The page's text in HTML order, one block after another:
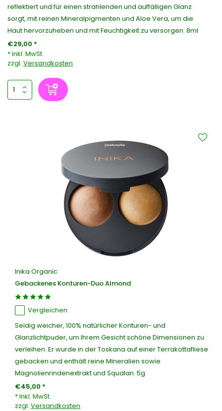
reflektiert und für einen strahlenden und auffälligen Glanz
sorgt, mit reinen Mineralpigmenten und Aloe Vera, um die
Haut hervorzuheben und mit Feuchtigkeit zu versorgen. 8ml
€29,00 *
* Inkl. MwSt.
zzgl. Versandkosten
Inika Organic
Gebackenes Konturen-Duo Almond
Vergleichen
Seidig weicher, 100% natürlicher Konturen- und
Glanzlichtpuder, um Ihrem Gesicht schöne Dimensionen zu
verleihen. Er wurde in der Toskana auf einer Terrakottafliese
gebacken und enthält reine Mineralien sowie
Magnolienrindenextrakt und Squalan. 5g
€45,00 *
* Inkl. MwSt.
zzgl. Versandkosten